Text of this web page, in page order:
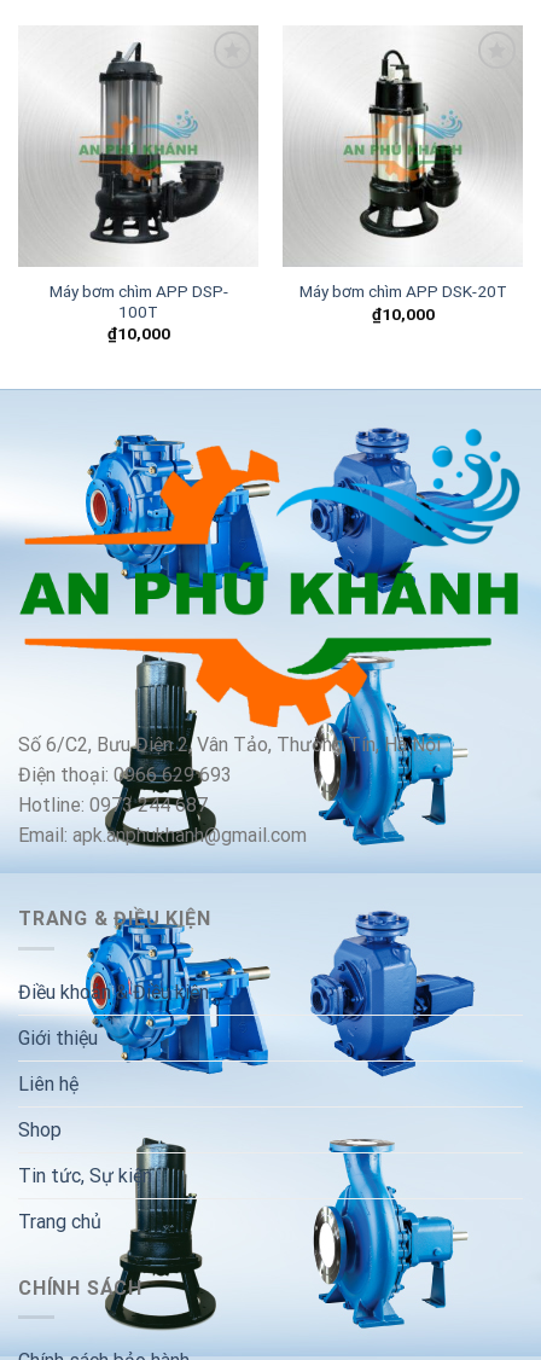
wishlist
Máy bơm chìm APP DSP-
100T
₫10,000
wishlist
Máy bơm chìm APP DSK-20T
₫10,000
Số 6/C2, Bưu Điện 2, Vân Tảo, Thường Tín, Hà Nội
Điện thoại: 0966 629 693
Hotline: 0973 244 687
Email: apk.anphukhanh@gmail.com
TRANG & ĐIỀU KIỆN
Điều khoản & Điều kiện
Giới thiệu
Liên hệ
Shop
Tin tức, Sự kiện
Trang chủ
CHÍNH SÁCH